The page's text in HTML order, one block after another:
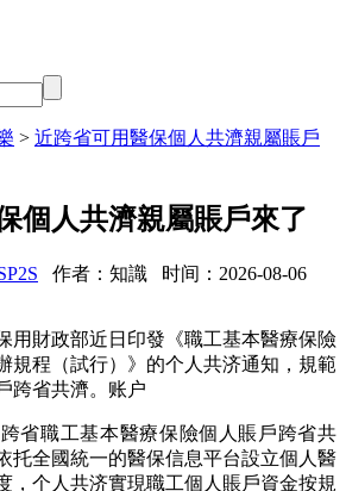
> 近跨省可用醫保個人共濟親屬賬戶
個人共濟親屬賬戶來了
作者：知識
时间：2026-08-06
財政部近日印發《職工基本醫療保險
規程（試行）》的个人共济通知，規範
跨省共濟。账户
職工基本醫療保險個人賬戶跨省共
托全國統一的醫保信息平台設立個人醫
，个人共济實現職工個人賬戶資金按規